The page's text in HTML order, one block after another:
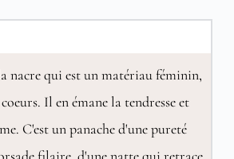
nacre qui est un matériau féminin,
Il en émane la tendresse et
C'est un panache d'une pureté